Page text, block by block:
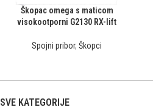
Škopac omega s maticom
visokootporni G2130 RX-lift
Spojni pribor, Škopci
SVE KATEGORIJE